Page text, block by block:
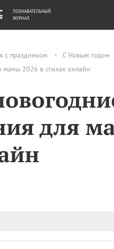
с праздником С Новым годом
мамы 2026 в стихах онлайн
для
ДЕНЬГИ
ПОЗНАВАТЕЛЬНЫЙ
ЖУРНАЛ